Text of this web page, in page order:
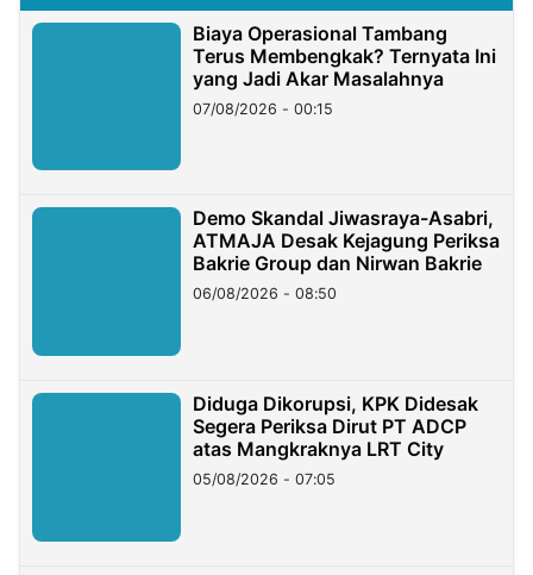
Biaya Operasional Tambang
Terus Membengkak? Ternyata Ini
yang Jadi Akar Masalahnya
07/08/2026 - 00:15
Demo Skandal Jiwasraya-Asabri,
ATMAJA Desak Kejagung Periksa
Bakrie Group dan Nirwan Bakrie
06/08/2026 - 08:50
Diduga Dikorupsi, KPK Didesak
Segera Periksa Dirut PT ADCP
atas Mangkraknya LRT City
05/08/2026 - 07:05